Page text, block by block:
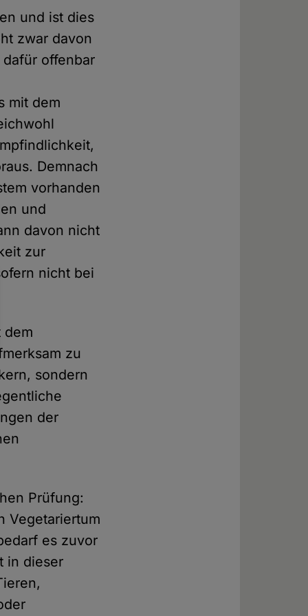
und ist dies
zwar davon
offenbar
mit dem
Demnach
vorhanden
und
davon nicht
zur
nicht bei
dem
zu
sondern
der
Prüfung:
Vegetariertum
es zuvor
in dieser